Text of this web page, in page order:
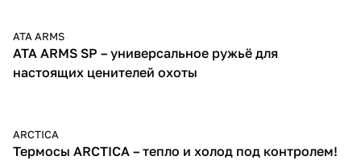
ATA ARMS
ATA ARMS SP – универсальное ружьё для
настоящих ценителей охоты
ARCTICA
Термосы ARCTICA – тепло и холод под контролем!